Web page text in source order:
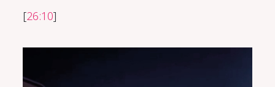
[26:10]